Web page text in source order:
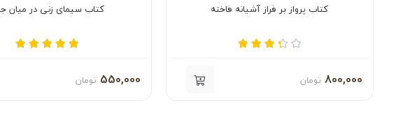
کتاب پرواز بر فراز آشیانه فاخته
800,000 تومان
کتاب سیمای زنی در میان
550,000 تومان